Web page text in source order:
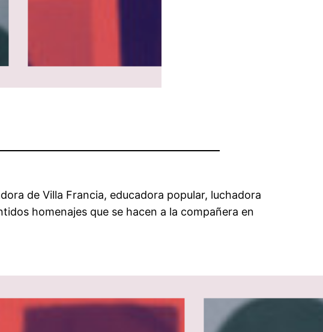
de Villa Francia, educadora popular, luchadora
homenajes que se hacen a la compañera en